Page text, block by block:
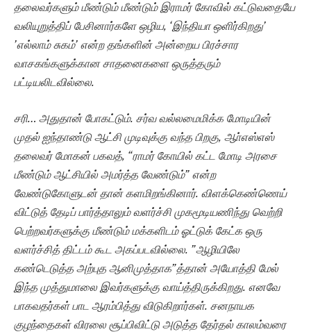
தலைவர்களும் மீண்டும் மீண்டும் இராமர் கோவில் கட்டுவதையே
வலியுறுத்திப் பேசினார்களே ஒழிய, ‘இந்தியா ஒளிர்கிறது’
’எல்லாம் சுகம்’ என்ற தங்களின் அன்றைய பிரச்சார
வாசகங்களுக்கான சாதனைகளை ஒருத்தரும்
பட்டியலிடவில்லை.
சரி… அதுதான் போகட்டும். சர்வ வல்லமைமிக்க மோடியின்
முதல் ஐந்தாண்டு ஆட்சி முடிவுக்கு வந்த பிறகு, ஆா்எஸ்எஸ்
தலைவர் மோகன் பகவத், “ராமர் கோயில் கட்ட மோடி அரசை
மீண்டும் ஆட்சியில் அமர்த்த வேண்டும்” என்ற
வேண்டுகோளுடன் தான் களமிறங்கினார். விளக்கெண்ணெய்
விட்டுத் தேடிப் பார்த்தாலும் வளர்ச்சி முகமூடியணிந்து வெற்றி
பெற்றவர்களுக்கு மீண்டும் மக்களிடம் ஓட்டுக் கேட்க ஒரு
வளர்ச்சித் திட்டம் கூட அகப்படவில்லை. ”ஆழியிலே
கண்டெடுத்த அற்புத ஆனிமுத்தாக”த்தான் அயோத்தி மேல்
இந்த முத்துமாலை இவர்களுக்கு வாய்த்திருக்கிறது. எனவே
பாகவதர்கள் பாட ஆரம்பித்து விடுகிறார்கள். சனநாயக
குழந்தைகள் விரலை சூப்பிவிட்டு அடுத்த தேர்தல் காலம்வரை